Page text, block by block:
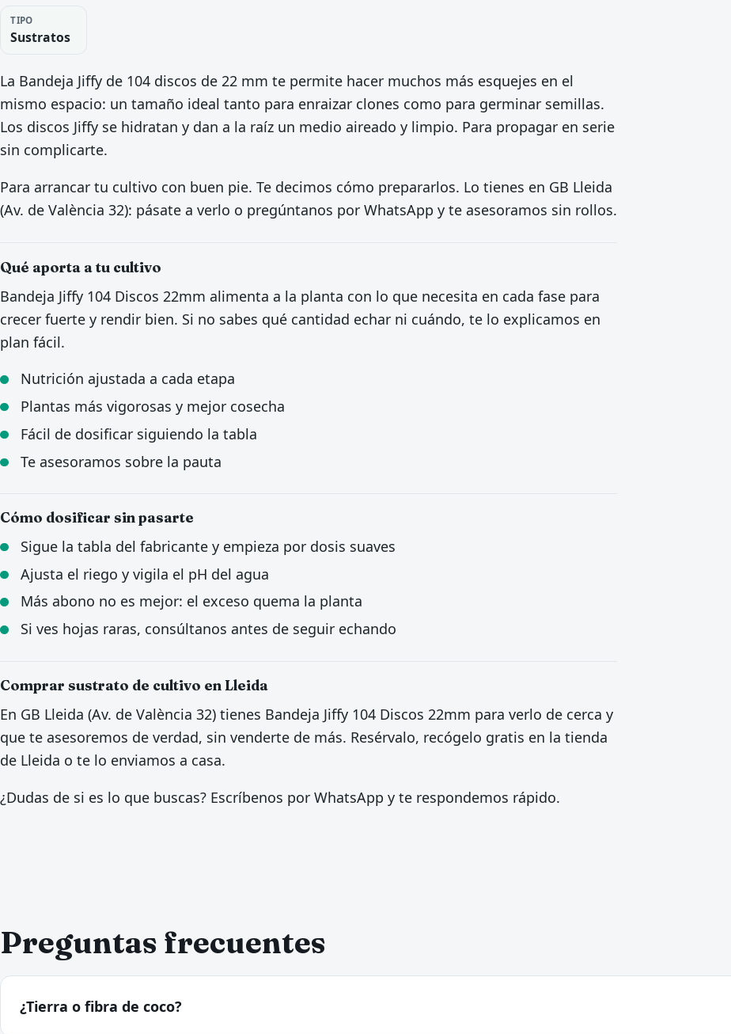
TIPO
Sustratos
La Bandeja Jiffy de 104 discos de 22 mm te permite hacer muchos más esquejes en el
mismo espacio: un tamaño ideal tanto para enraizar clones como para germinar semillas.
Los discos Jiffy se hidratan y dan a la raíz un medio aireado y limpio. Para propagar en serie
sin complicarte.
Para arrancar tu cultivo con buen pie. Te decimos cómo prepararlos. Lo tienes en GB Lleida
(Av. de València 32): pásate a verlo o pregúntanos por WhatsApp y te asesoramos sin rollos.
Qué aporta a tu cultivo
Bandeja Jiffy 104 Discos 22mm alimenta a la planta con lo que necesita en cada fase para
crecer fuerte y rendir bien. Si no sabes qué cantidad echar ni cuándo, te lo explicamos en
plan fácil.
Nutrición ajustada a cada etapa
Plantas más vigorosas y mejor cosecha
Fácil de dosificar siguiendo la tabla
Te asesoramos sobre la pauta
Cómo dosificar sin pasarte
Sigue la tabla del fabricante y empieza por dosis suaves
Ajusta el riego y vigila el pH del agua
Más abono no es mejor: el exceso quema la planta
Si ves hojas raras, consúltanos antes de seguir echando
Comprar sustrato de cultivo en Lleida
En GB Lleida (Av. de València 32) tienes Bandeja Jiffy 104 Discos 22mm para verlo de cerca y
que te asesoremos de verdad, sin venderte de más. Resérvalo, recógelo gratis en la tienda
de Lleida o te lo enviamos a casa.
¿Dudas de si es lo que buscas? Escríbenos por WhatsApp y te respondemos rápido.
Preguntas frecuentes
¿Tierra o fibra de coco?